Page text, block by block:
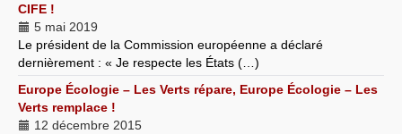
CIFE !
5 mai 2019
Le président de la Commission européenne a déclaré
dernièrement : « Je respecte les États (…)
Europe Écologie – Les Verts répare, Europe Écologie – Les
Verts remplace !
12 décembre 2015